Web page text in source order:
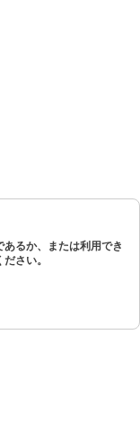
るか、または利用でき
さい。